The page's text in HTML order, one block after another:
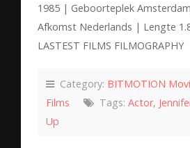
1985 | Geboorteplek
Afkomst Nederlands | Lengte
LASTEST FILMS FILMOGRAPHY
Category: BITMOTION
Films
Tags: Actor,
Up